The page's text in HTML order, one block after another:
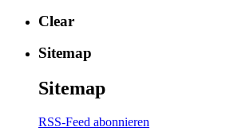
Clear
Sitemap
Sitemap
RSS-Feed abonnieren